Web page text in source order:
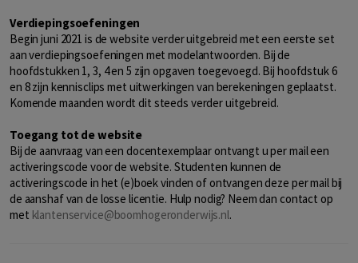
Verdiepingsoefeningen
Begin juni 2021 is de website verder uitgebreid met een eerste set
aan verdiepingsoefeningen met modelantwoorden. Bij de
hoofdstukken 1, 3, 4 en 5 zijn opgaven toegevoegd. Bij hoofdstuk 6
en 8 zijn kennisclips met uitwerkingen van berekeningen geplaatst.
Komende maanden wordt dit steeds verder uitgebreid.
Toegang tot de website
Bij de aanvraag van een docentexemplaar ontvangt u per mail een
activeringscode voor de website. Studenten kunnen de
activeringscode in het (e)boek vinden of ontvangen deze per mail bij
de aanshaf van de losse licentie. Hulp nodig? Neem dan contact op
met klantenservice@boomhogeronderwijs.nl.